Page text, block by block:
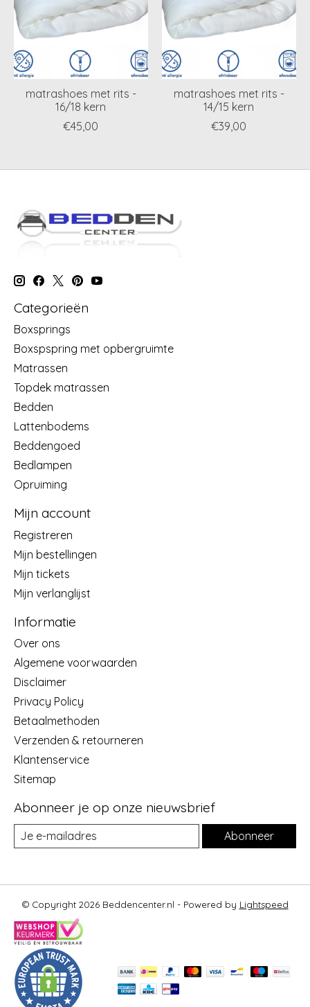
matrashoes met rits -
16/18 kern
€45,00
matrashoes met rits -
14/15 kern
€39,00
Categorieën
Boxsprings
Boxspspring met opbergruimte
Matrassen
Topdek matrassen
Bedden
Lattenbodems
Beddengoed
Bedlampen
Opruiming
Mijn account
Registreren
Mijn bestellingen
Mijn tickets
Mijn verlanglijst
Informatie
Over ons
Algemene voorwaarden
Disclaimer
Privacy Policy
Betaalmethoden
Verzenden & retourneren
Klantenservice
Sitemap
Abonneer je op onze nieuwsbrief
Abonneer
© Copyright 2026 Beddencenter.nl - Powered by Lightspeed